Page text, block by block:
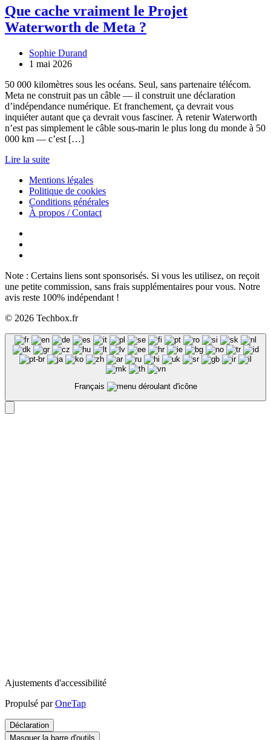
Que cache vraiment le Projet
Waterworth de Meta ?
Sophie Durand
1 mai 2026
50 000 kilomètres sous les océans. Seul, sans partenaire télécom.
Meta ne construit pas un câble — il construit une déclaration
d’indépendance numérique. Et franchement, ça devrait vous
inquiéter autant que ça devrait vous fasciner. À retenir Waterworth
n’est pas simplement le câble sous-marin le plus long du monde à 50
000 km — c’est […]
Lire la suite
Mentions légales
Politique de cookies
Conditions générales
À propos / Contact
Note : Certains liens sont sponsorisés. Si vous les utilisez, on reçoit
une petite commission, sans frais supplémentaires pour vous. Notre
avis reste 100% indépendant !
© 2026 Techbox.fr
Français
Ajustements d'accessibilité
Propulsé parOneTap
Déclaration
Masquer la barre d'outils